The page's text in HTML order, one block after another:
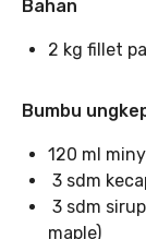
Bahan
2 kg fillet
Bumbu
120 ml
3 sdm
3 sdm
maple)